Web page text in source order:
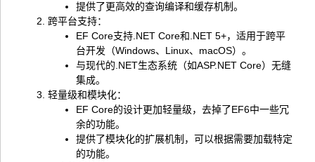
提供了更高效的查询编译和缓存机制。
跨平台支持：
EF Core支持.NET Core和.NET 5+，适用于跨平
台开发（Windows、Linux、macOS）。
与现代的.NET生态系统（如ASP.NET Core）无缝
集成。
轻量级和模块化：
EF Core的设计更加轻量级，去掉了EF6中一些冗
余的功能。
提供了模块化的扩展机制，可以根据需要加载特定
的功能。